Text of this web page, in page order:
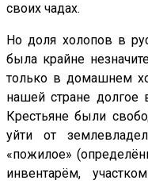
своих чадах.
Но доля холопов в
была крайне
только в домашнем
нашей стране долгое
Крестьяне были
уйти от
«пожилое»
инвентарём,